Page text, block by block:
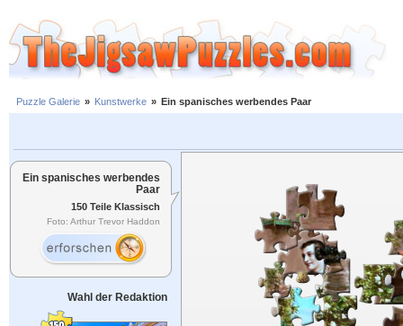
Puzzle Galerie » Kunstwerke » Ein spanisches werbendes Paar
Ein spanisches werbendes
Paar
150 Teile Klassisch
Foto: Arthur Trevor Haddon
Wahl der Redaktion